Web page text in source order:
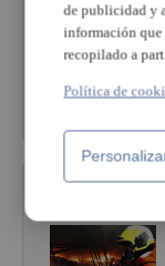
ESTÁS
El Puig
Ver más de
de publicidad y
información que
recopilado a
Política de